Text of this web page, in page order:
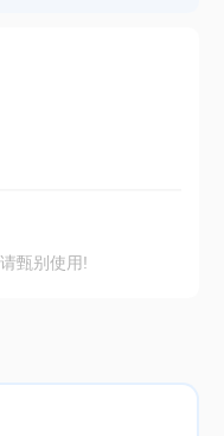
甄别使用!